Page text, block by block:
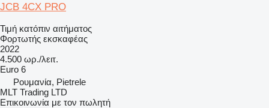
JCB 4CX PRO
Τιμή κατόπιν αιτήματος
Φορτωτής εκσκαφέας
2022
4.500 ωρ./λειτ.
Euro 6
Ρουμανία, Pietrele
MLT Trading LTD
Επικοινωνία με τον πωλητή